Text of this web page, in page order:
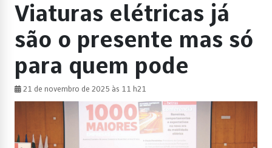
Viaturas elétricas já
são o presente mas só
para quem pode
21 de novembro de 2025 às 11 h21